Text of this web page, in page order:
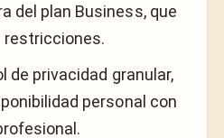
del plan Business, que
restricciones.
de privacidad granular,
personal con